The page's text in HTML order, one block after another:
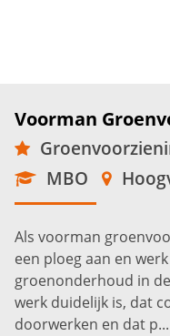
Voorman
MBO
Als voorman
een ploeg aan en
groenonderhoud in
werk duidelijk is, dat
doorwerken en dat p...